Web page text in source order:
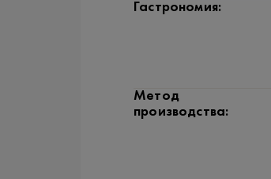
Гастрономия:
Метод
производства: